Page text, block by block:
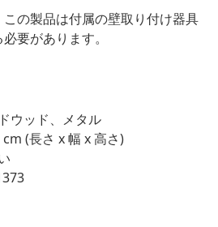
の製品は付属の壁取り付け器具
要があります。
ウッド、メタル
(長さ x 幅 x 高さ)